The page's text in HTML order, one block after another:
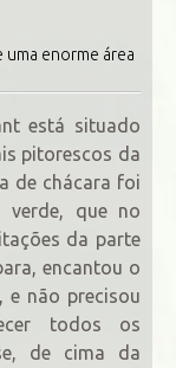
enorme área
está situado
pitorescos da
de chácara foi
que no
da parte
encantou o
e não precisou
todos os
de cima da